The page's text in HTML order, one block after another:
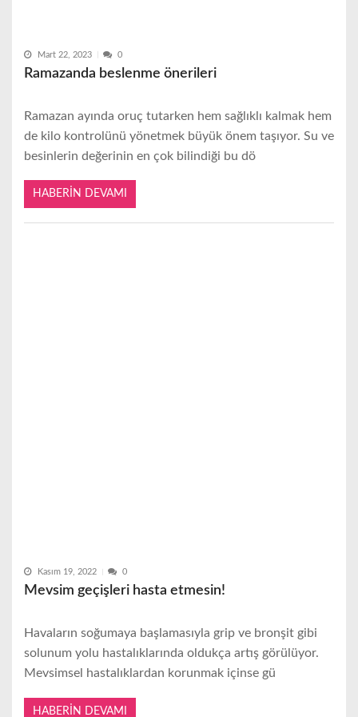
Mart 22, 2023 0
Ramazanda beslenme önerileri
Ramazan ayında oruç tutarken hem sağlıklı kalmak hem
de kilo kontrolünü yönetmek büyük önem taşıyor. Su ve
besinlerin değerinin en çok bilindiği bu dö
HABERIN DEVAMI
Kasım 19, 2022 0
Mevsim geçişleri hasta etmesin!
Havaların soğumaya başlamasıyla grip ve bronşit gibi
solunum yolu hastalıklarında oldukça artış görülüyor.
Mevsimsel hastalıklardan korunmak içinse gü
HABERIN DEVAMI